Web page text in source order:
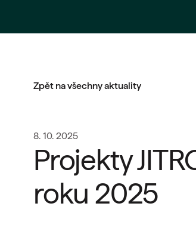
Zpět na všechny aktuality
8. 10. 2025
Projekty
roku 2025